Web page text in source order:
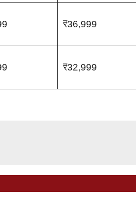
₹36,999
₹32,999